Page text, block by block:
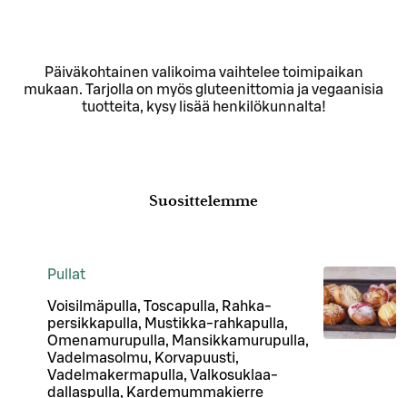
Päiväkohtainen valikoima vaihtelee toimipaikan
mukaan. Tarjolla on myös gluteenittomia ja vegaanisia
tuotteita, kysy lisää henkilökunnalta!
Suosittelemme
Pullat
Voisilmäpulla, Toscapulla, Rahka-
persikkapulla, Mustikka-rahkapulla,
Omenamurupulla, Mansikkamurupulla,
Vadelmasolmu, Korvapuusti,
Vadelmakermapulla, Valkosuklaa-
dallaspulla, Kardemummakierre